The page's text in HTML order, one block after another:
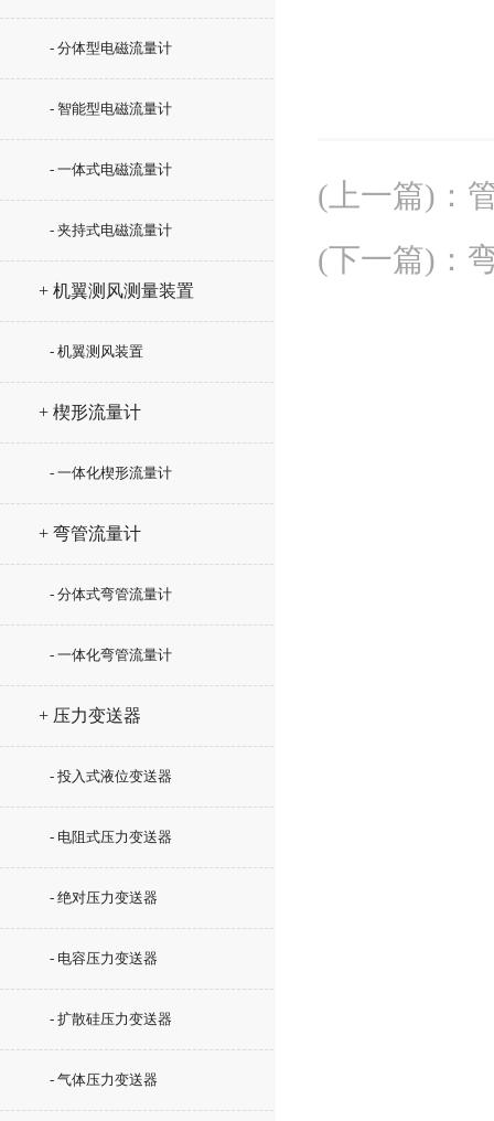
- 分体型电磁流量计
- 智能型电磁流量计
- 一体式电磁流量计
- 夹持式电磁流量计
+ 机翼测风测量装置
- 机翼测风装置
+ 楔形流量计
- 一体化楔形流量计
+ 弯管流量计
- 分体式弯管流量计
- 一体化弯管流量计
+ 压力变送器
- 投入式液位变送器
- 电阻式压力变送器
- 绝对压力变送器
- 电容压力变送器
- 扩散硅压力变送器
- 气体压力变送器
(上一篇) ：
(下一篇) ：